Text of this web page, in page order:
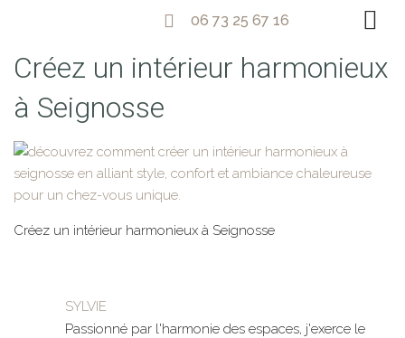
06 73 25 67 16
Créez un intérieur harmonieux
à Seignosse
Créez un intérieur harmonieux à Seignosse
SYLVIE
Passionné par l'harmonie des espaces, j'exerce le